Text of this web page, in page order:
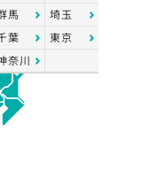
馬
埼玉
葉
東京
奈川